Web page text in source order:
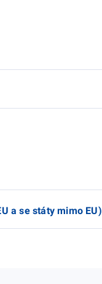
a se státy mimo EU)